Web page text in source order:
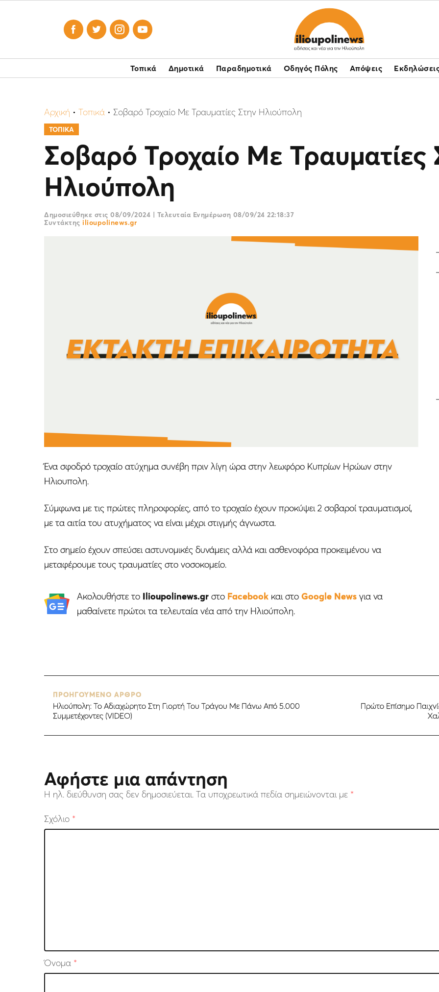
   
Τοπικά Δημοτικά Παραδημοτικά Οδηγός Πόλης Απόψεις
Αρχική • Τοπικά • Σοβαρό Τροχαίο Με Τραυματίες Στην Ηλιούπολη
ΤΟΠΙΚΑ
Σοβαρό Τροχαίο Με Τραυματίες
Ηλιούπολη
Δημοσιεύθηκε στις 08/09/2024 | Τελευταία Ενημέρωση 08/09/24 22:18:37
Συντάκτης ilioupolinews.gr
Ένα σφοδρό τροχαίο ατύχημα συνέβη πριν λίγη ώρα στην λεωφόρο Κυπρίων Ηρώων στην
Ηλιουπολη.
Σύμφωνα με τις πρώτες πληροφορίες, από το τροχαίο έχουν προκύψει 2 σοβαροί τραυματισμοί,
με τα αιτία του ατυχήματος να είναι μέχρι στιγμής άγνωστα.
Στο σημείο έχουν σπεύσει αστυνομικές δυνάμεις αλλά και ασθενοφόρα προκειμένου να
μεταφέρουμε τους τραυματίες στο νοσοκομείο.
Ακολουθήστε το Ilioupolinews.grστο Facebookκαι στο Google Newsγια να
μαθαίνετε πρώτοι τα τελευταία νέα από την Ηλιούπολη.
ΠΡΟΗΓΟΥΜΕΝΟ ΑΡΘΡΟ
Ηλιούπολη: Το Αδιαχώρητο Στη Γιορτή Του Τράγου Με Πάνω Από 5.000
Συμμετέχοντες (VIDEO)
Πρώτο Επίσημο
Αφήστε μια απάντηση
Η ηλ. διεύθυνση σας δεν δημοσιεύεται. Τα υποχρεωτικά πεδία σημειώνονται με *
Σχόλιο *
Όνομα *